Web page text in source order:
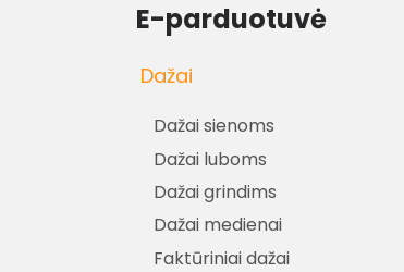
E-parduotuvė
Dažai
Dažai sienoms
Dažai luboms
Dažai grindims
Dažai medienai
Faktūriniai dažai